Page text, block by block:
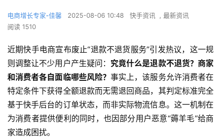
电商增长专家-佳馨 2025-08-06 10:48 快手资讯 , 最新资讯
阅读 1510
近期快手电商宣布废止“退款不退货服务”引发热议，这一规
则调整让不少用户产生疑问： 究竟什么是退款不退货？商家
和消费者各自面临哪些风险？事实上，该服务允许消费者在
特定条件下获得全额退款而无需退回商品，其判定标准完全
基于快手后台的订单状态，而非实际物流信息。这一机制在
为消费者提供便利的同时，也因部分用户恶意“薅羊毛”给商
家造成困扰。